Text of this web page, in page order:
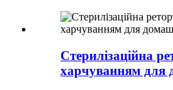
Стерилізаційна
харчуванням для